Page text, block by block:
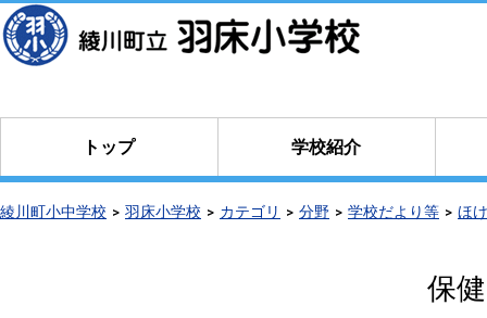
本
文
動
トップ 学校紹介
綾川町小中学校 羽床小学校 カテゴリ 分野 学校だより等 ほ
保